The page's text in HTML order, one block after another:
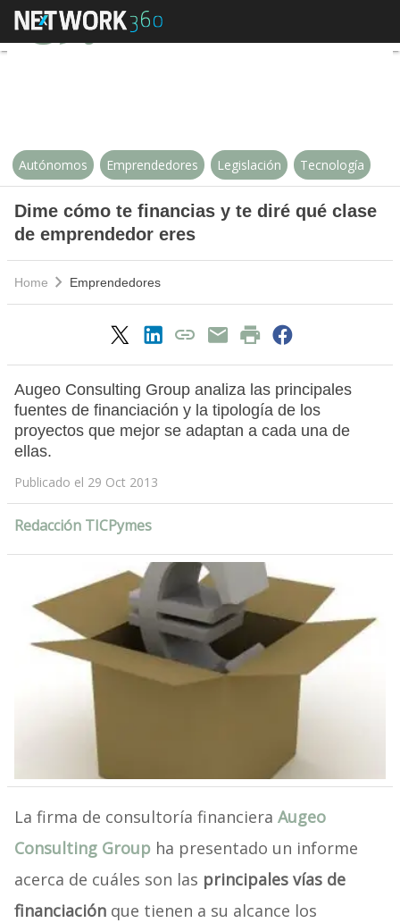
Dime cómo te financias y te diré
Autónomos Emprendedores Legislación Tecnología
Dime cómo te financias y te diré qué clase
de emprendedor eres
Home Emprendedores
Augeo Consulting Group analiza las principales
fuentes de financiación y la tipología de los
proyectos que mejor se adaptan a cada una de
ellas.
Publicado el 29 Oct 2013
Redacción TICPymes
La firma de consultoría financiera Augeo
Consulting Groupha presentado un informe
acerca de cuáles son las principales vías de
financiaciónque tienen a su alcance los